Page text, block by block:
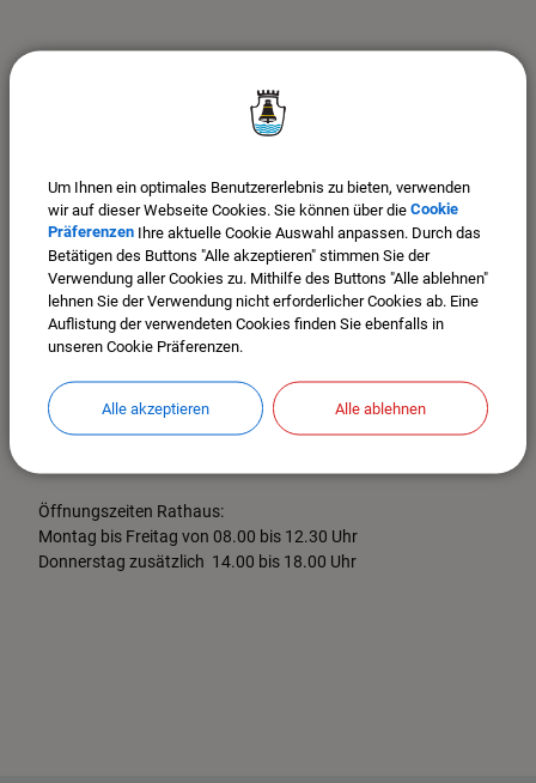
Stadt Mindelheim
Maximilianstr. 26
87719 Mindelheim
Im Stadtplan anzeigen >>>
Tel. 08261-9915-0
Fax: 08261-9915-870
Mail: poststelle@mindelheim.de
Öffnungszeiten Rathaus:
Montag bis Freitag von 08.00 bis 12.30 Uhr
Donnerstag zusätzlich 14.00 bis 18.00 Uhr
Um Ihnen ein optimales Benutzererlebnis zu bieten, verwenden
wir auf dieser Webseite Cookies. Sie können über die Cookie
Präferenzen Ihre aktuelle Cookie Auswahl anpassen. Durch das
Betätigen des Buttons "Alle akzeptieren" stimmen Sie der
Verwendung aller Cookies zu. Mithilfe des Buttons "Alle ablehnen"
lehnen Sie der Verwendung nicht erforderlicher Cookies ab. Eine
Auflistung der verwendeten Cookies finden Sie ebenfalls in
unseren Cookie Präferenzen.
Alle akzeptieren Alle ablehnen